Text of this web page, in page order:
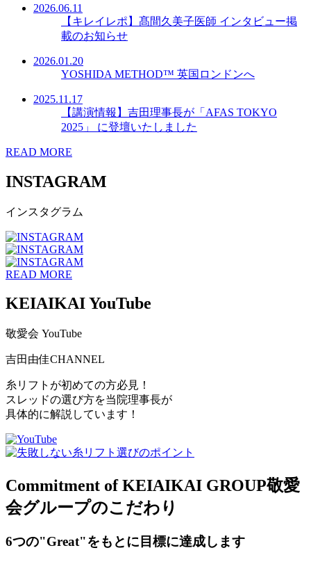
2026.06.11
【キレイレポ】髙間久美子医師 インタビュー掲
載のお知らせ
2026.01.20
YOSHIDA METHOD™ 英国ロンドンへ
2025.11.17
【講演情報】吉田理事長が「AFAS TOKYO
2025」 に登壇いたしました
READ MORE
INSTAGRAM
インスタグラム
READ MORE
KEIAIKAI YouTube
敬愛会 YouTube
吉田由佳CHANNEL
糸リフトが初めての方必見！
スレッドの選び方を当院理事長が
具体的に解説しています！
Commitment of KEIAIKAI GROUP敬愛
会グループのこだわり
6つの"Great"をもとに目標に達成します